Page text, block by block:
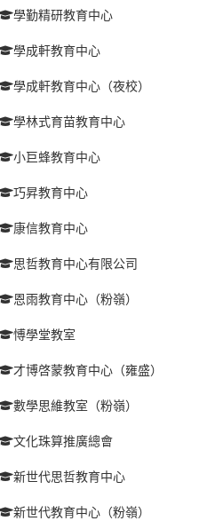
學勤精研教育中心
學成軒教育中心
學成軒教育中心（夜校）
學林式育苗教育中心
小巨蜂教育中心
巧昇教育中心
康信教育中心
思哲教育中心有限公司
恩雨教育中心（粉嶺）
愽學堂教室
才博啓蒙教育中心（雍盛）
數學思維教室（粉嶺）
文化珠算推廣總會
新世代思哲教育中心
新世代教育中心（粉嶺）